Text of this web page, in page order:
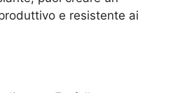
e resistente ai